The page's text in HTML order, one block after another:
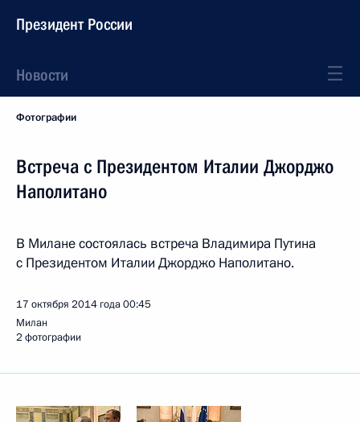
Президент России
Новости
Фотографии
Встреча с Президентом Италии Джорджо
Наполитано
В Милане состоялась встреча Владимира Путина
с Президентом Италии Джорджо Наполитано.
17 октября 2014 года00:45
Милан
2 фотографии